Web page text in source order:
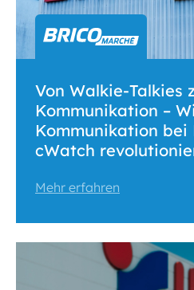
Von Walkie-Talkies
Kommunikation –
Kommunikation
cWatch
Mehr erfahren